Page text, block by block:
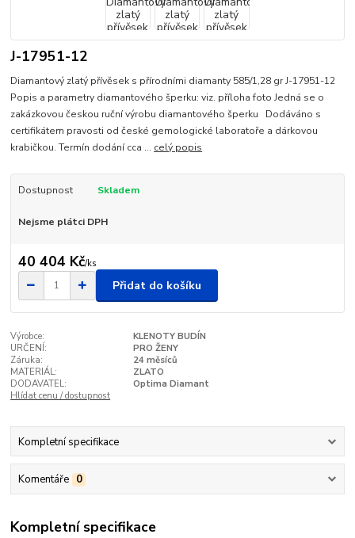
J-17951-12
Diamantový zlatý přívěsek s přírodními diamanty 585/1,28 gr J-17951-12
Popis a parametry diamantového šperku: viz. příloha foto Jedná se o
zakázkovou českou ruční výrobu diamantového šperku Dodáváno s
certifikátem pravosti od české gemologické laboratoře a dárkovou
krabičkou. Termín dodání cca ... celý popis
Dostupnost Skladem
Nejsme plátci DPH
40 404 Kč/ks
Přidat do košíku
Výrobce:
KLENOTY BUDÍN
URČENÍ:
PRO ŽENY
Záruka:
24 měsíců
MATERIÁL:
ZLATO
DODAVATEL:
Optima Diamant
Hlídat cenu / dostupnost
Kompletní specifikace
Komentáře 0
Kompletní specifikace